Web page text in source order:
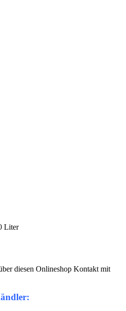
Liter
diesen Onlineshop Kontakt mit